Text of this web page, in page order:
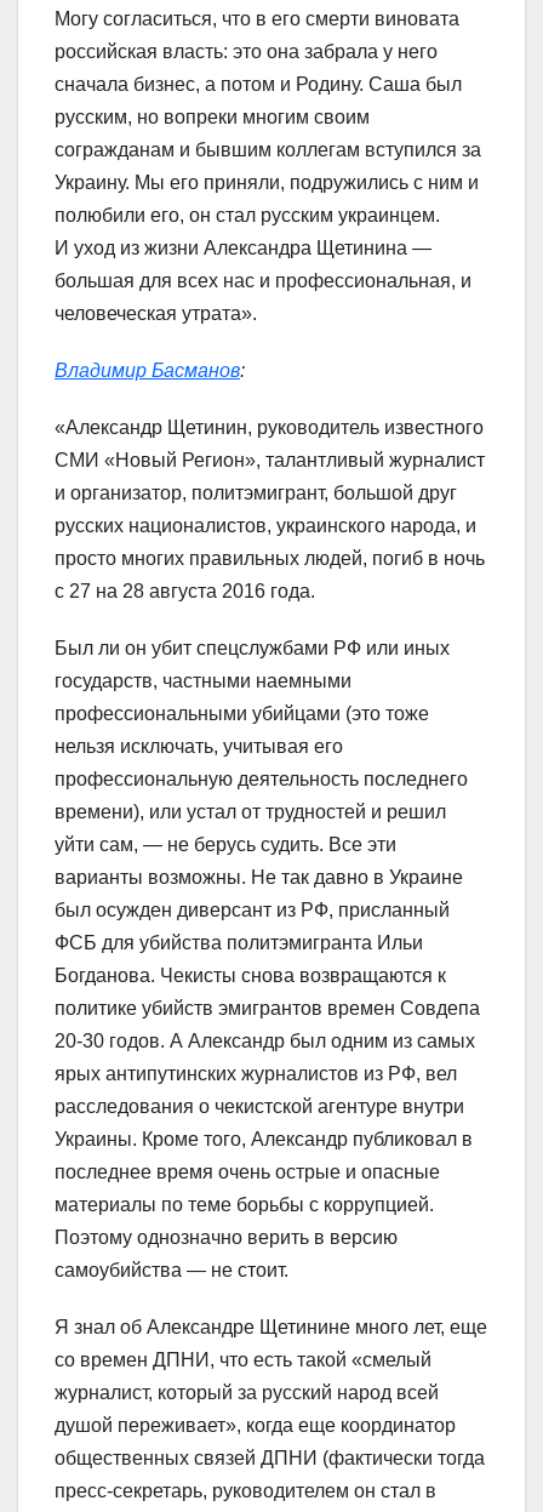
Могу согласиться, что в его смерти виновата
российская власть: это она забрала у него
сначала бизнес, а потом и Родину. Саша был
русским, но вопреки многим своим
согражданам и бывшим коллегам вступился за
Украину. Мы его приняли, подружились с ним и
полюбили его, он стал русским украинцем.
И уход из жизни Александра Щетинина —
большая для всех нас и профессиональная, и
человеческая утрата».
Владимир Басманов:
«Александр Щетинин, руководитель известного
СМИ «Новый Регион», талантливый журналист
и организатор, политэмигрант, большой друг
русских националистов, украинского народа, и
просто многих правильных людей, погиб в ночь
с 27 на 28 августа 2016 года.
Был ли он убит спецслужбами РФ или иных
государств, частными наемными
профессиональными убийцами (это тоже
нельзя исключать, учитывая его
профессиональную деятельность последнего
времени), или устал от трудностей и решил
уйти сам, — не берусь судить. Все эти
варианты возможны. Не так давно в Украине
был осужден диверсант из РФ, присланный
ФСБ для убийства политэмигранта Ильи
Богданова. Чекисты снова возвращаются к
политике убийств эмигрантов времен Совдепа
20-30 годов. А Александр был одним из самых
ярых антипутинских журналистов из РФ, вел
расследования о чекистской агентуре внутри
Украины. Кроме того, Александр публиковал в
последнее время очень острые и опасные
материалы по теме борьбы с коррупцией.
Поэтому однозначно верить в версию
самоубийства — не стоит.
Я знал об Александре Щетинине много лет, еще
со времен ДПНИ, что есть такой «смелый
журналист, который за русский народ всей
душой переживает», когда еще координатор
общественных связей ДПНИ (фактически тогда
пресс-секретарь, руководителем он стал в